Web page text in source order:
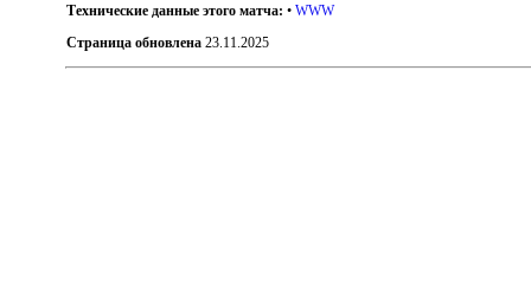
Технические данные этого матча: •WWW
Страница обновлена 23.11.2025